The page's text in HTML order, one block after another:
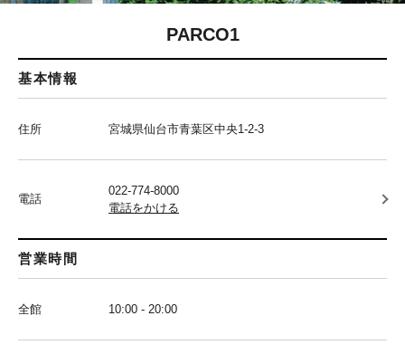
PARCO1
基本情報
住所 宮城県仙台市青葉区中央1-2-3
電話
022-774-8000
電話をかける
営業時間
全館 10:00 - 20:00